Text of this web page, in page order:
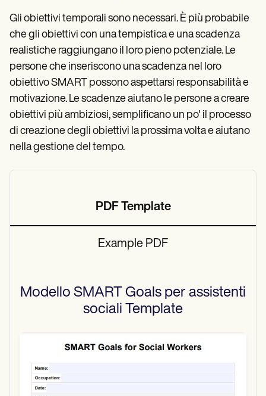
Gli obiettivi temporali sono necessari. È più probabile
che gli obiettivi con una tempistica e una scadenza
realistiche raggiungano il loro pieno potenziale. Le
persone che inseriscono una scadenza nel loro
obiettivo SMART possono aspettarsi responsabilità e
motivazione. Le scadenze aiutano le persone a creare
obiettivi più ambiziosi, semplificano un po' il processo
di creazione degli obiettivi la prossima volta e aiutano
nella gestione del tempo.
PDF Template
Example PDF
Modello SMART Goals per assistenti
sociali Template